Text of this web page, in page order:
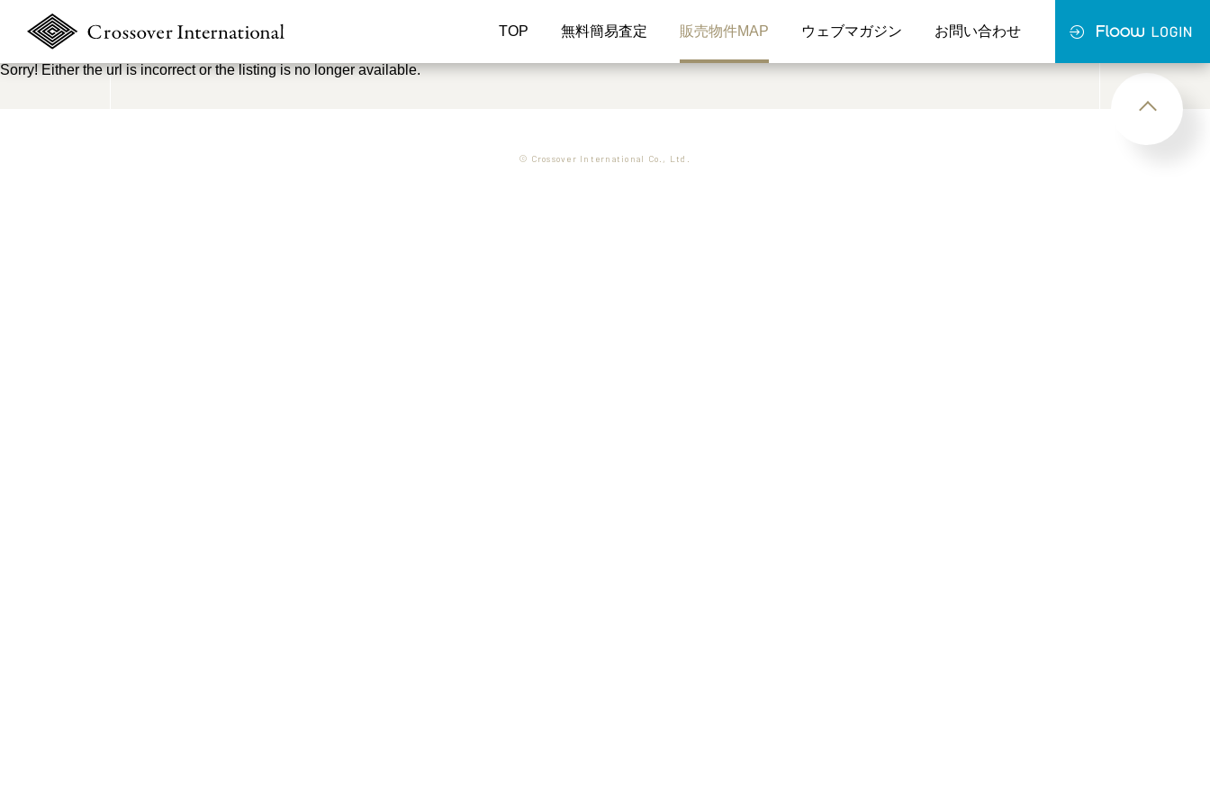
TOP 無料簡易査定 販売物件MAP ウェブマガジン お問い合わせ
Sorry! Either the url is incorrect or the listing is no longer available.
© Crossover International Co., Ltd.